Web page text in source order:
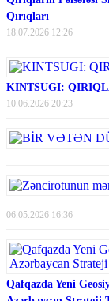
Qırıqları
18.07.2026 12:26
KINTSUGI:
10.06.2026 20:23
06.05.2026 16:36
Qafqazda Yeni